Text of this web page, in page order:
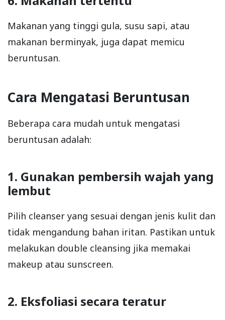
Makanan yang tinggi gula, susu sapi, atau
makanan berminyak, juga dapat memicu
beruntusan.
Cara Mengatasi Beruntusan
Beberapa cara mudah untuk mengatasi
beruntusan adalah:
1. Gunakan pembersih wajah yang
lembut
Pilih cleanser yang sesuai dengan jenis kulit dan
tidak mengandung bahan iritan. Pastikan untuk
melakukan double cleansing jika memakai
makeup atau sunscreen.
2. Eksfoliasi secara teratur